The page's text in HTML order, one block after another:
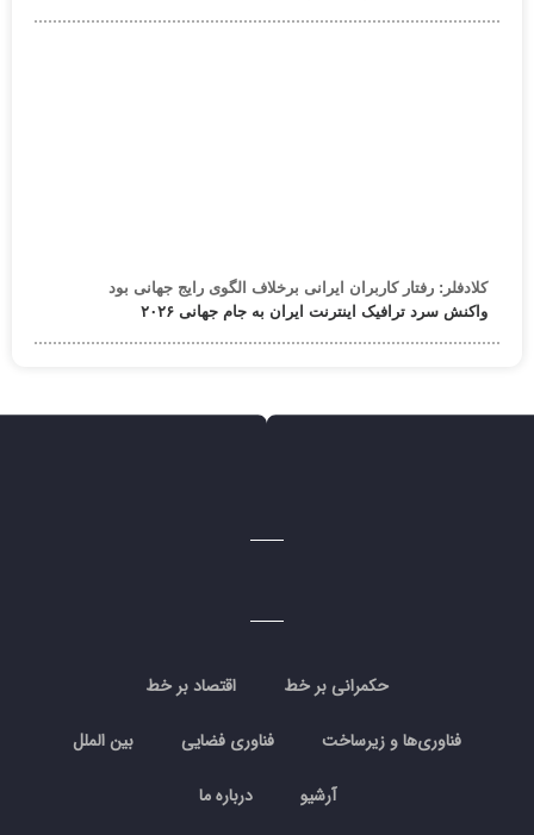
کلادفلر: رفتار کاربران ایرانی برخلاف الگوی رایج جهانی بود
واکنش سرد ترافیک اینترنت ایران به جام جهانی ۲۰۲۶
حکمرانی بر خط اقتصاد بر خط
فناوری‌ها و زیرساخت فناوری فضایی بین الملل
آرشیو درباره ما